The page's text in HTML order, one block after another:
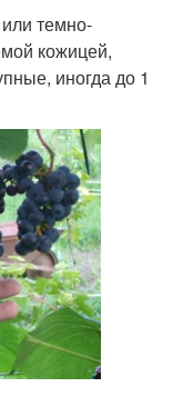
темно-
кожицей,
иногда до 1